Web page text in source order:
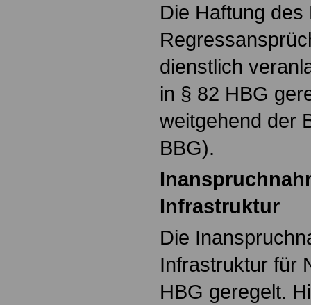
Die Haftung des
dienstlich
in § 82 HBG
weitgehend der
BBG).
Infrastruktur
Die
Infrastruktur für
HBG geregelt.